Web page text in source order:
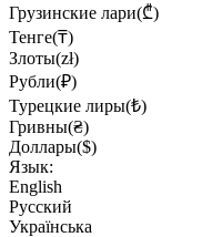
Грузинские лари(₾)
Тенге(₸)
Злоты(zł)
Рубли(₽)
Турецкие лиры(₺)
Гривны(₴)
Доллары($)
Язык:
English
Русский
Українська